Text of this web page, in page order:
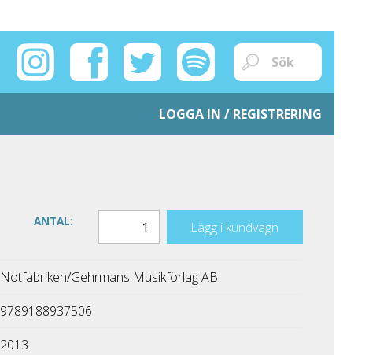
LOGGA IN / REGISTRERING
ANTAL: Lägg i kundvagn
Notfabriken/Gehrmans Musikförlag AB
9789188937506
2013